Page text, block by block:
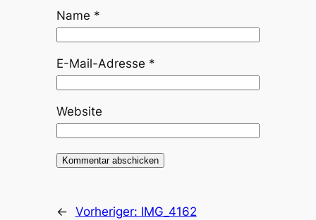
Name *
E-Mail-Adresse *
Website
← Vorheriger: IMG_4162